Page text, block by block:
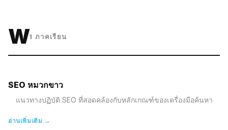
W1 ภาคเรียน
SEO หมวกขาว
แนวทางปฏิบัติ SEO ที่สอดคล้องกับหลักเกณฑ์ของเครื่องมือค้นหา
อ่านเพิ่มเติม →